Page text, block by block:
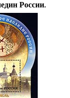
России.